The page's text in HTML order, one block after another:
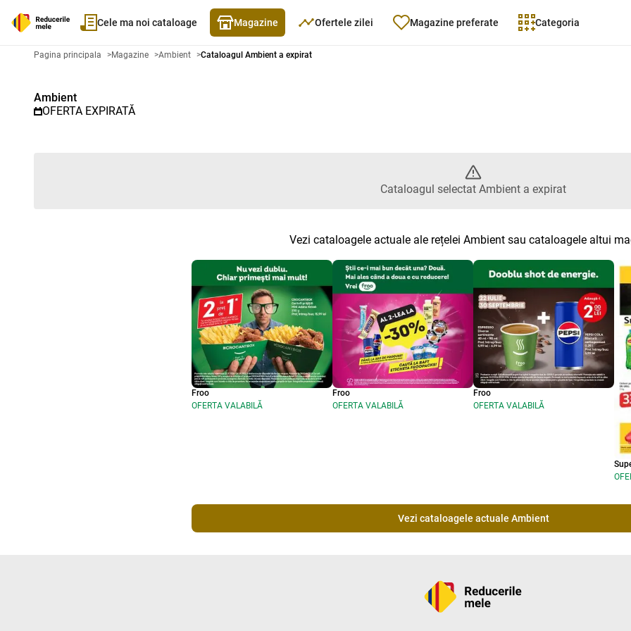
Cele ma noi cataloage Magazine Ofertele zilei Magazine preferate Categoria
Catalog promoțional Ambient - Catalogul selectat Ambient a
Pagina principala >Magazine >Ambient >Cataloagul Ambient a expirat
Ambient
OFERTA EXPIRATĂ
Cataloagul selectat Ambient a expirat
Vezi cataloagele actuale ale rețelei Ambient sau cataloagele altui
Froo
OFERTA VALABILĂ
Froo
OFERTA VALABILĂ
Froo
OFERTA VALABILĂ
Vezi cataloagele actuale Ambient